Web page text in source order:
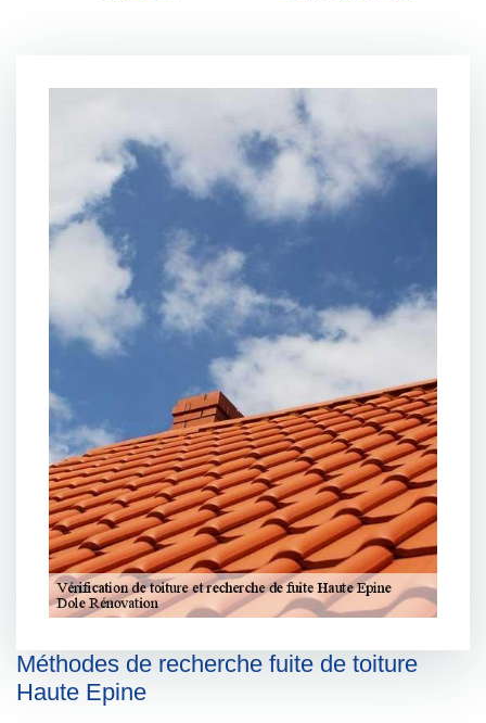
Méthodes de recherche fuite de toiture
Haute Epine